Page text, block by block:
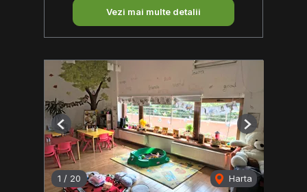
Vezi mai multe detalii
1 / 20 Harta
Previous Next